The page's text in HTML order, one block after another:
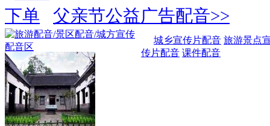
父亲节公益广告配音>>
城乡宣传片配音 旅游景点
传片配音 课件配音